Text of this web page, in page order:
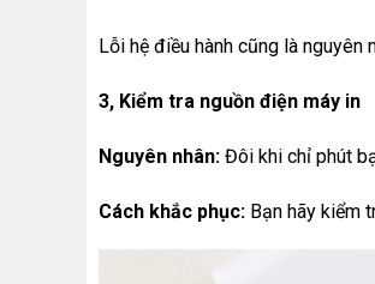
Lỗi hệ điều hành cũng là nguyên
3, Kiểm tra nguồn điện máy in
Nguyên nhân: Đôi khi chỉ phút
Cách khắc phục: Bạn hãy kiểm